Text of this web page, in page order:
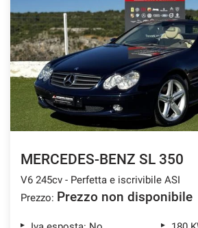
MERCEDES-BENZ SL 350
V6 245cv - Perfetta e iscrivibile ASI
Prezzo: Prezzo non disponibile